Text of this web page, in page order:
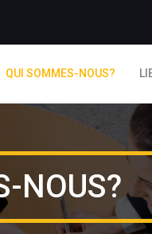
QUI SOMMES-NOUS?
NOUS?